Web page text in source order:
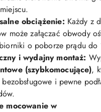
obciążenie: Każdy z
może załączać obwody
o poborze prądu do
i wydajny montaż:
(szybkomocujące),
i pewne
mocowanie w